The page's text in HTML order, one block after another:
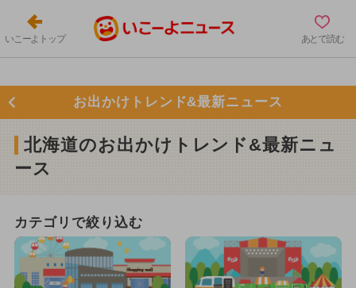
いこーよトップ あとで読む
お出かけトレンド&最新ニュース
北海道のお出かけトレンド&最新ニュ
ース
カテゴリで絞り込む